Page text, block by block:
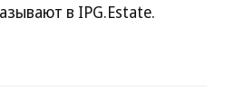
в IPG.Estate.